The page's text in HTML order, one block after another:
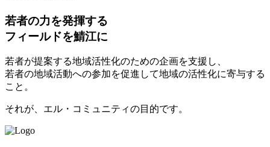
若者の力を発揮する
フィールドを鯖江に
若者が提案する地域活性化のための企画を支援し、
若者の地域活動への参加を促進して地域の活性化に寄与する
こと。
それが、エル・コミュニティの目的です。